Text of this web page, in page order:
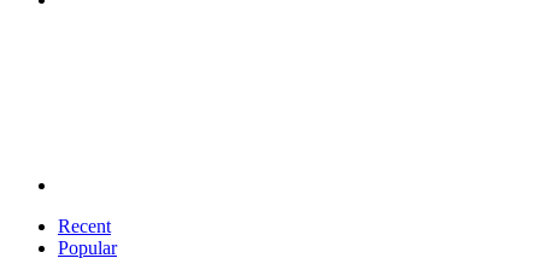
Recent
Popular